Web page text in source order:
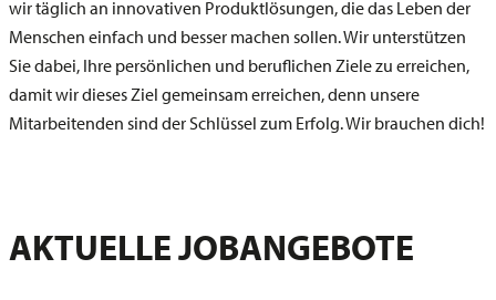
wir täglich an innovativen Produktlösungen, die das Leben der
Menschen einfach und besser machen sollen. Wir unterstützen
Sie dabei, Ihre persönlichen und beruflichen Ziele zu erreichen,
damit wir dieses Ziel gemeinsam erreichen, denn unsere
Mitarbeitenden sind der Schlüssel zum Erfolg. Wir brauchen dich!
AKTUELLE JOBANGEBOTE